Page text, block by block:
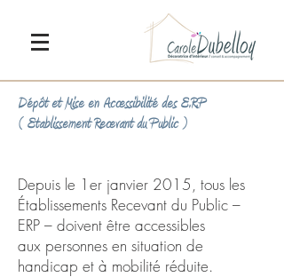
Dépôt et Mise en Accessibilité des E.R.P
( Etablissement Recevant du Public )
Depuis le 1er janvier 2015, tous les
Établissements Recevant du Public –
ERP – doivent être accessibles
aux personnes en situation de
handicap et à mobilité réduite.